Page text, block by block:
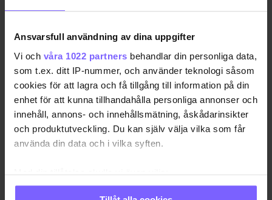
Ansvarsfull användning av dina uppgifter
Vi och våra 1022 partners behandlar din personliga data,
som t.ex. ditt IP-nummer, och använder teknologi såsom
cookies för att lagra och få tillgång till information på din
enhet för att kunna tillhandahålla personliga annonser och
innehåll, annons- och innehållsmätning, åskådarinsikter
och produktutveckling. Du kan själv välja vilka som får
använda din data och i vilka syften.
Med din tillåtelse skulle vi även vilja:
Samla in information om din geografiska plats
I Loos, i nordvästra Hälsingland, mellan
Ljusdal och Sveg, äger det första Loos Pride rum,
med ett tiotal aktiviteter. Detta sker under
Loosveckan 20-25 juli. Henrik Estander är…
2021-07-06
Riksdagsledamoten Börje
Under fredagen meddelades